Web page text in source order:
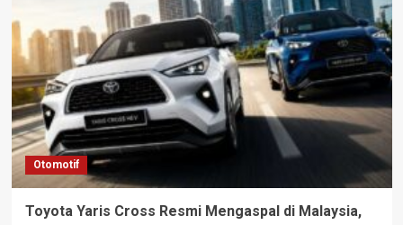
Otomotif
Toyota Yaris Cross Resmi Mengaspal di Malaysia,